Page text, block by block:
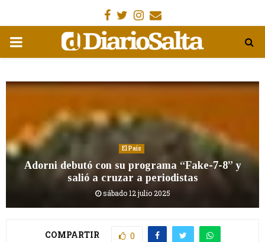
Facebook
Gorjeo
Instagram
Email
MENÚ
El País
Adorni debutó con su programa “Fake-7-8” y
salió a cruzar a periodistas
sábado 12 julio 2025
COMPARTIR 0